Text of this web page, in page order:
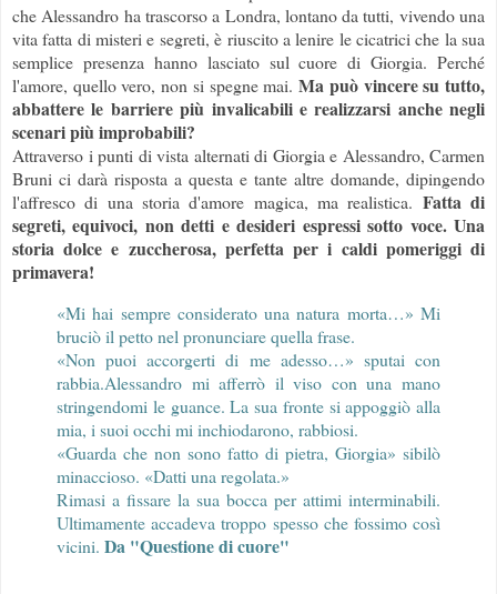
che Alessandro ha trascorso a Londra, lontano da tutti, vivendo una
vita fatta di misteri e segreti, è riuscito a lenire le cicatrici che la sua
semplice presenza hanno lasciato sul cuore di Giorgia. Perché
l'amore, quello vero, non si spegne mai.Ma può vincere su tutto,
abbattere le barriere più invalicabili e realizzarsi anche negli
scenari più improbabili?
Attraverso i punti di vista alternati di Giorgia e Alessandro, Carmen
Bruni ci darà risposta a questa e tante altre domande, dipingendo
l'affresco di una storia d'amore magica, ma realistica. Fatta di
segreti, equivoci, non detti e desideri espressi sotto voce. Una
storia dolce e zuccherosa, perfetta per i caldi pomeriggi di
primavera!
«Mi hai sempre considerato una natura morta…» Mi
bruciò il petto nel pronunciare quella frase.
«Non puoi accorgerti di me adesso…» sputai con
rabbia.Alessandro mi afferrò il viso con una mano
stringendomi le guance. La sua fronte si appoggiò alla
mia, i suoi occhi mi inchiodarono, rabbiosi.
«Guarda che non sono fatto di pietra, Giorgia» sibilò
minaccioso. «Datti una regolata.»
Rimasi a fissare la sua bocca per attimi interminabili.
Ultimamente accadeva troppo spesso che fossimo così
vicini. Da "Questione di cuore"